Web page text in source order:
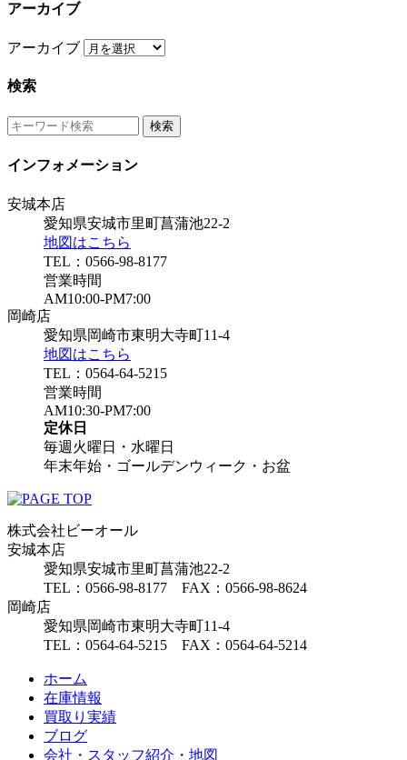
アーカイブ
アーカイブ
検索
インフォメーション
安城本店
愛知県安城市里町菖蒲池22-2
地図はこちら
TEL：0566-98-8177
営業時間
AM10:00-PM7:00
岡崎店
愛知県岡崎市東明大寺町11-4
地図はこちら
TEL：0564-64-5215
営業時間
AM10:30-PM7:00
定休日
毎週火曜日・水曜日
年末年始・ゴールデンウィーク・お盆
株式会社ビーオール
安城本店
愛知県安城市里町菖蒲池22-2
TEL：0566-98-8177 FAX：0566-98-8624
岡崎店
愛知県岡崎市東明大寺町11-4
TEL：0564-64-5215 FAX：0564-64-5214
ホーム
在庫情報
買取り実績
ブログ
会社・スタッフ紹介・地図